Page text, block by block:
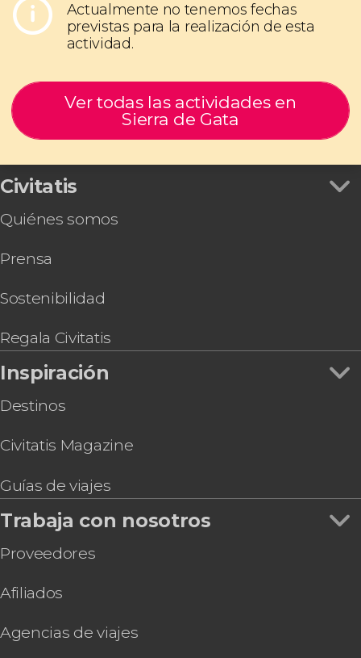
Actualmente no tenemos fechas
previstas para la realización de esta
actividad.
Ver todas las actividades en
Sierra de Gata
Civitatis
Quiénes somos
Prensa
Sostenibilidad
Regala Civitatis
Inspiración
Destinos
Civitatis Magazine
Guías de viajes
Trabaja con nosotros
Proveedores
Afiliados
Agencias de viajes